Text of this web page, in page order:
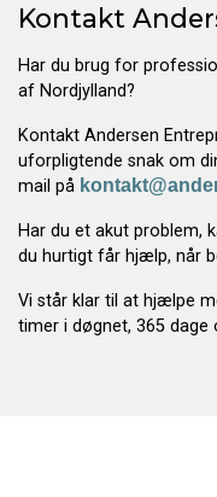
Kontakt
Har du brug for
af Nordjylland?
Kontakt Andersen
uforpligtende snak om
mail på
Har du et akut problem,
du hurtigt får hjælp, når
Vi står klar til at hjælpe
timer i døgnet, 365 dage